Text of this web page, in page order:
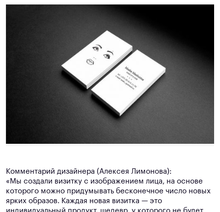
Комментарий дизайнера (Алексея Лимонова):
«Мы создали визитку с изображением лица, на основе
которого можно придумывать бесконечное число новых
ярких образов. Каждая новая визитка — это